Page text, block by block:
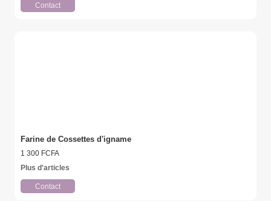
Contact
Farine de Cossettes d'igname
1 300 FCFA
Plus d'articles
Contact